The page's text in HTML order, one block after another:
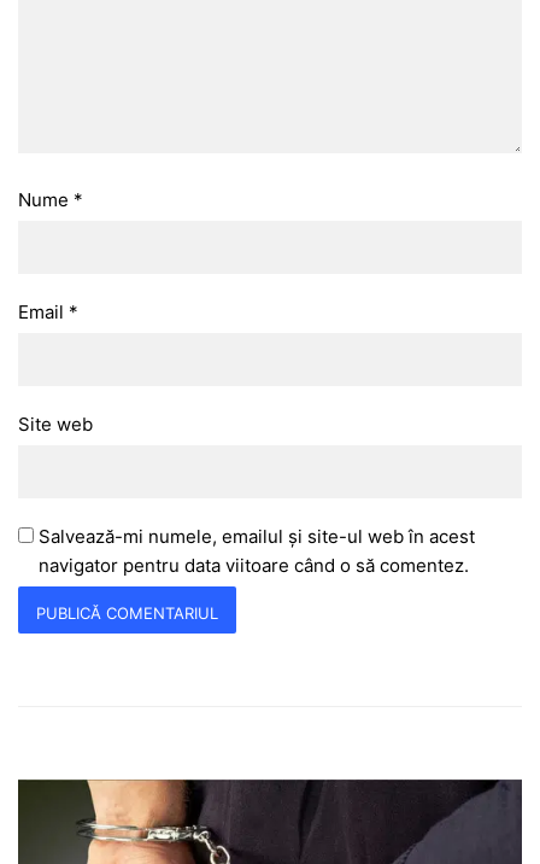
Nume *
Email *
Site web
Salvează-mi numele, emailul și site-ul web în acest
navigator pentru data viitoare când o să comentez.